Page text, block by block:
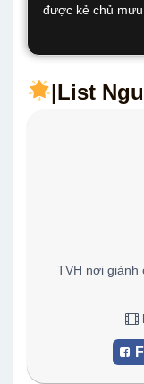
được kẻ chủ
|List
TVH nơi giành